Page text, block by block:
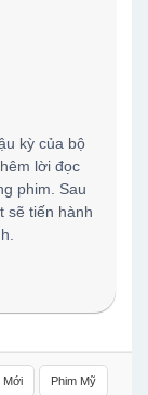
kỳ của bộ
lời đọc
phim. Sau
sẽ tiến hành
Mới Phim Mỹ